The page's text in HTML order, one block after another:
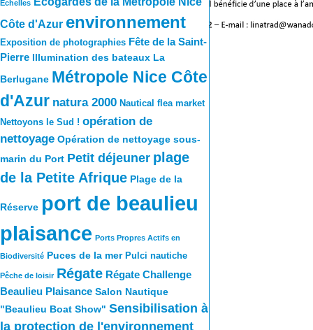
Echelles
Côte d'Azur environnement
Exposition de photographies Fête de la Saint-
Pierre Illumination des bateaux La
Berlugane Métropole Nice Côte
d'Azur natura 2000 Nautical flea market
Nettoyons le Sud ! opération de
nettoyage Opération de nettoyage sous-
marin du Port Petit déjeuner plage
de la Petite Afrique Plage de la
Réserve port de beaulieu
plaisance Ports Propres Actifs en
Biodiversité Puces de la mer Pulci nautiche
Pêche de loisir Régate Régate Challenge
Beaulieu Plaisance Salon Nautique
"Beaulieu Boat Show" Sensibilisation à
la protection de l'environnement